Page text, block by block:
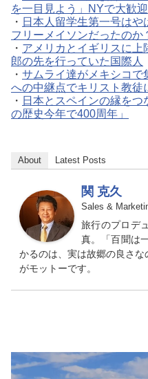
を一目見よう」NYで大歓迎
・ 日本人留学生第一号は
フリーメイソンだったのか
・ アメリカとイギリスに上
郎の先を行っていた国際人
・ サムライ達がメキシコで
への中継点でキリスト教徒
・ 日本とスペインの縁を
の歴史今年で400周年」
About Latest Posts
関 克久
Sales &
旅行のプロデ
真。「百聞は
かるのは、実は故郷の良さ
がモットーです。